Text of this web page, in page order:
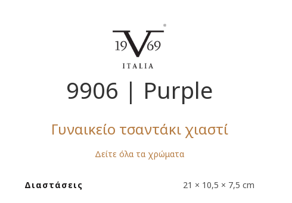
9906 | Purple
Γυναικείο τσαντάκι χιαστί
Δείτε όλα τα χρώματα
Διαστάσεις 21 × 10,5 × 7,5 cm